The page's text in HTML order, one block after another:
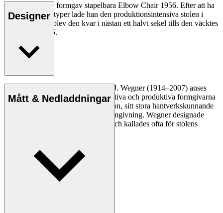
Hans J. Wägner formgav stapelbara Elbow Chair 1956. Efter att ha
skapat två prototyper lade han den produktionsintensiva stolen i
byrålådan. Där blev den kvar i nästan ett halvt sekel tills den väcktes
till liv igen 2005.
Läs mer
Designer
Den danske möbeldesignern Hans J. Wegner (1914–2007) anses
vara en av de mest kreativa, innovativa och produktiva formgivarna
genom tiderna, känd för sin precision, sitt stora hantverkskunnande
och sin kompromisslösa syn på formgivning. Wegner designade
nästan 500 stolar under sin livstid och kallades ofta för stolens
Läs mer om Hans J. Wegner
Mått & Nedladdningar